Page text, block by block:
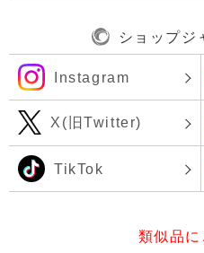
ショップジ
Instagram
X(旧Twitter)
TikTok
類似品に